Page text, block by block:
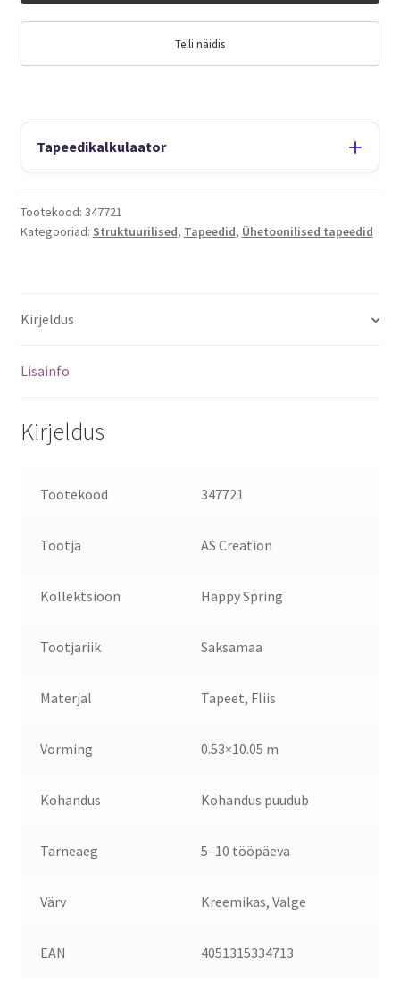
Telli näidis
Tapeedikalkulaator
Tootekood: 347721
Kategooriad: Struktuurilised, Tapeedid, Ühetoonilised tapeedid
Kirjeldus
Lisainfo
Kirjeldus
Tootekood 347721
Tootja AS Creation
Kollektsioon Happy Spring
Tootjariik Saksamaa
Materjal Tapeet, Fliis
Vorming 0.53×10.05 m
Kohandus Kohandus puudub
Tarneaeg 5–10 tööpäeva
Värv Kreemikas, Valge
EAN 4051315334713